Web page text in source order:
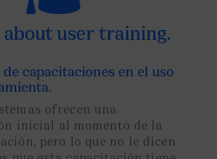
about user training.
capacitaciones en el uso
ofrecen una
inicial al momento de la
pero lo que no le dicen